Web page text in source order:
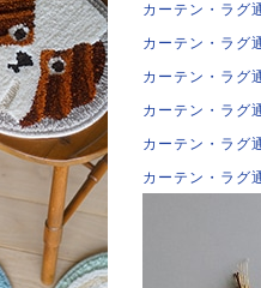
カーテン・ラグ
カーテン・ラグ
カーテン・ラグ
カーテン・ラグ
カーテン・ラグ
カーテン・ラグ